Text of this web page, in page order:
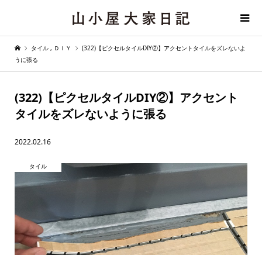
タイル , ＤＩＹ
(322)【ピクセルタイルDIY②】アクセントタイルをズレないよ
うに張る
(322)【ピクセルタイルDIY②】アクセント
タイルをズレないように張る
2022.02.16
タイル